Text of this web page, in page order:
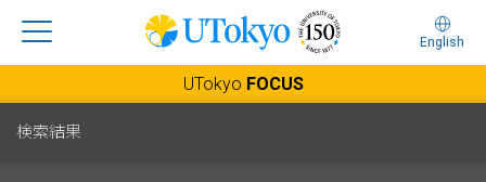
English
UTokyo FOCUS
検索結果